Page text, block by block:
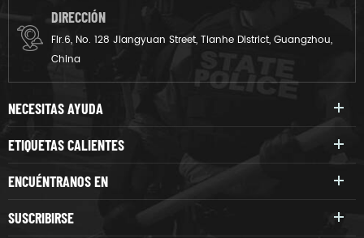
DIRECCIÓN
Flr.6, No. 128 Jiangyuan Street, Tianhe District, Guangzhou,
China
NECESITAS AYUDA
ETIQUETAS CALIENTES
ENCUÉNTRANOS EN
SUSCRIBIRSE